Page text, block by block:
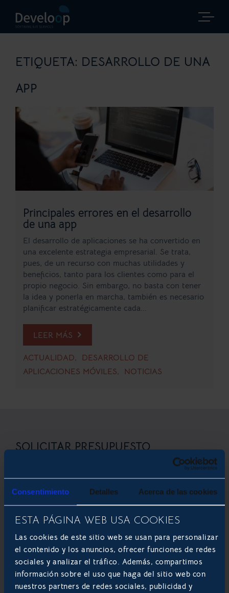
Consentimiento Detalles Acerca de las cookies
ESTA PÁGINA WEB USA COOKIES
Las cookies de este sitio web se usan para personalizar
el contenido y los anuncios, ofrecer funciones de redes
sociales y analizar el tráfico. Además, compartimos
información sobre el uso que haga del sitio web con
nuestros partners de redes sociales, publicidad y
ETIQUETA: DESARROLLO DE UNA
APP
Principales errores en el desarrollo
de una app
El desarrollo de aplicaciones se ha convertido en
una excelente estrategia empresarial. Se trata,
pues, de un recurso con muchas utilidades y
beneficios, tanto para los clientes como para el
propio negocio. Sin embargo, no basta con tener
la idea y ponerla en marcha, también es necesario
planificar estratégicamente cada...
LEER MÁS
ACTUALIDAD
DESARROLLO DE
APLICACIONES MÓVILES
NOTICIAS
SOLICITAR PRESUPUESTO